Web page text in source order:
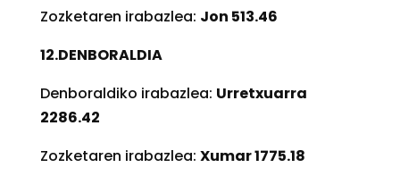
Zozketaren irabazlea: Jon 513.46
12.DENBORALDIA
Denboraldiko irabazlea: Urretxuarra
2286.42
Zozketaren irabazlea: Xumar 1775.18